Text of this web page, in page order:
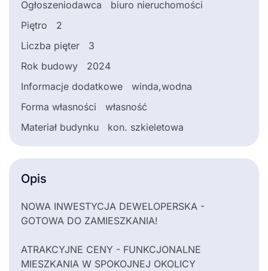
Ogłoszeniodawca
biuro nieruchomości
Piętro
2
Liczba pięter
3
Rok budowy
2024
Informacje dodatkowe
winda,wodna
Forma własności
własność
Materiał budynku
kon. szkieletowa
Opis
NOWA INWESTYCJA DEWELOPERSKA -
GOTOWA DO ZAMIESZKANIA!
ATRAKCYJNE CENY - FUNKCJONALNE
MIESZKANIA W SPOKOJNEJ OKOLICY